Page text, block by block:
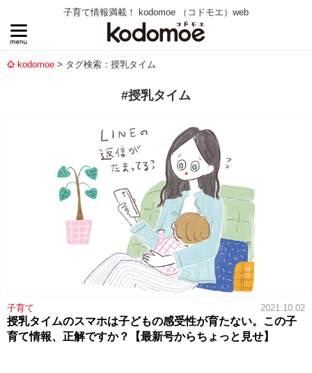
子育て情報満載！ kodomoe （コドモエ）web
kodomoe タグ検索：授乳タイム
#授乳タイム
子育て 2021.10.02
授乳タイムのスマホは子どもの感受性が育たない。この子
育て情報、正解ですか？【最新号からちょっと見せ】